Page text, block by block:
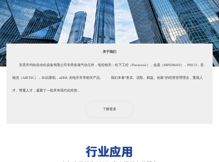
关于我们
东莞市均钛自动化设备有限公司专营各项气动元件，电控相关：松下工控（Panasonic），金器（MINDMAN），PISCO，亚
德克（AIRTAC），IEI点胶机，aZBIL 光电开关等相关产品。 我们本着“务实、进取、精益、创新”的经营管理理念，重视人
才、尊重人才，凝聚了一批具有现代化经营...
了解更多